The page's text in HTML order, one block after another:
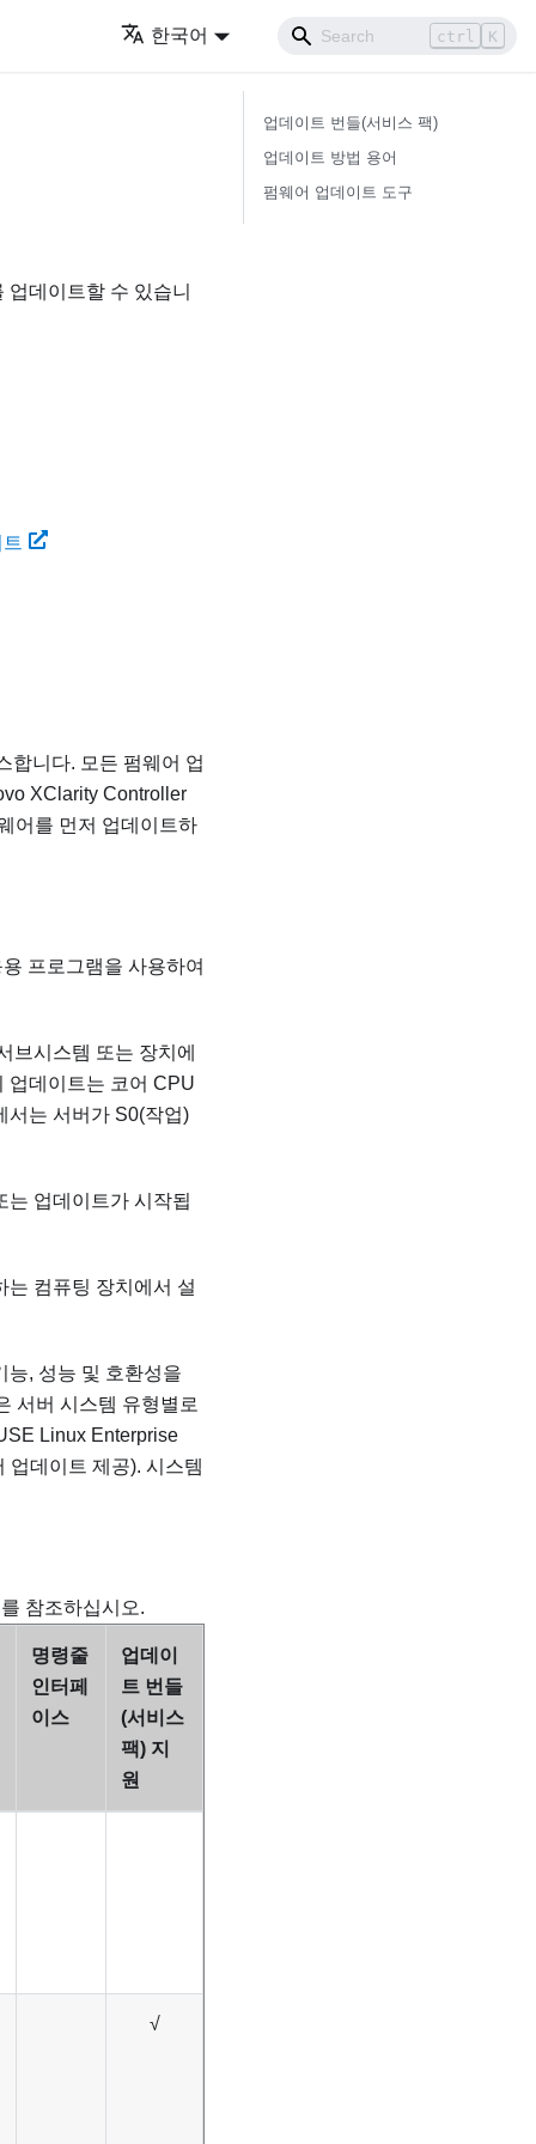
한국어 ctrl K
데이트할 수 있습니
합니다. 모든 펌웨어 업
XClarity Controller
어를 먼저 업데이트하
프로그램을 사용하여
브시스템 또는 장치에
업데이트는 코어 CPU
서는 서버가 S0(작업)
업데이트가 시작됩
는 컴퓨팅 장치에서 설
능, 성능 및 호환성을
서버 시스템 유형별로
Linux Enterprise
업데이트 제공). 시스템
참조하십시오.
명령줄
인터페
이스
업데이
트 번들
(서비스
팩) 지
원
√
업데이트 번들(서비스 팩)
업데이트 방법 용어
펌웨어 업데이트 도구